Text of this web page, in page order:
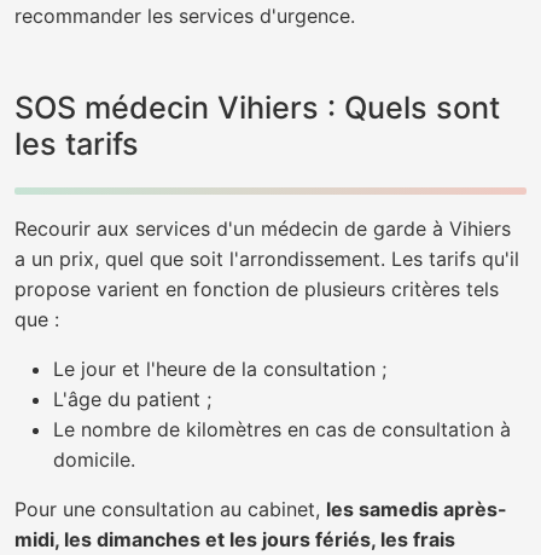
recommander les services d'urgence.
SOS médecin Vihiers : Quels sont
les tarifs
Recourir aux services d'un médecin de garde à Vihiers
a un prix, quel que soit l'arrondissement. Les tarifs qu'il
propose varient en fonction de plusieurs critères tels
que :
Le jour et l'heure de la consultation ;
L'âge du patient ;
Le nombre de kilomètres en cas de consultation à
domicile.
Pour une consultation au cabinet, les samedis après-
midi, les dimanches et les jours fériés, les frais